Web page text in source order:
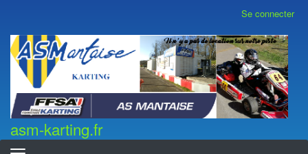
contenu
principal
compte
de
l'utilisateur
Se connecter
asm-karting.fr
asm-karting.fr